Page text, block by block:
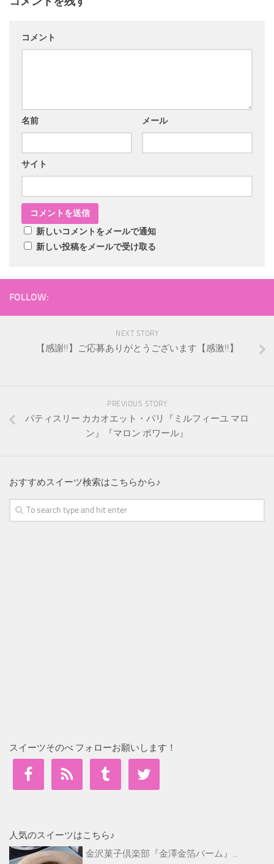
コメント
名前 メール
サイト
新しいコメントをメールで通知
新しい投稿をメールで受け取る
FOLLOW:
NEXT STORY
【感謝!!】ご応募ありがとうございます【感激!!】
PREVIOUS STORY
パティスリー カカオエット・パリ『ミルフィーユ マロ
ン』『マロン ポワール』
おすすめスイーツ検索はこちらから♪
スイーツそのべ フォローお願いします！
人気のスイーツはこちら♪
金沢菓子倶楽部『金澤金箔バーム』...